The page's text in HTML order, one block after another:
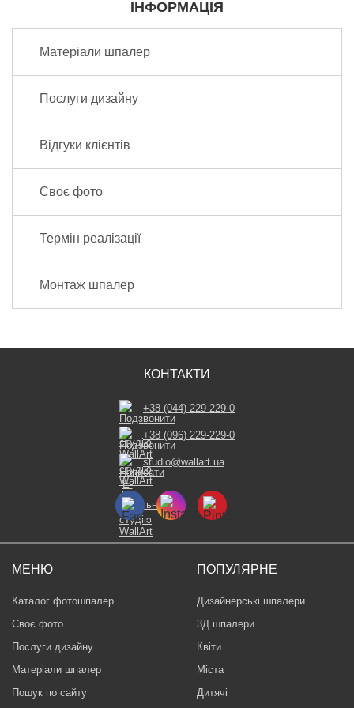
ІНФОРМАЦІЯ
Матеріали шпалер
Послуги дизайну
Відгуки клієнтів
Своє фото
Термін реалізації
Монтаж шпалер
МЕНЮ
Каталог фотошпалер
Своє фото
Послуги дизайну
Матеріали шпалер
Пошук по сайту
ПОПУЛЯРНЕ
Дизайнерські шпалери
3Д шпалери
Квіти
Міста
Дитячі
КОНТАКТИ
+38 (044) 229-229-0
+38 (096) 229-229-0
studio@wallart.ua